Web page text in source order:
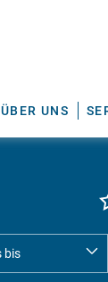
ÜBER UNS